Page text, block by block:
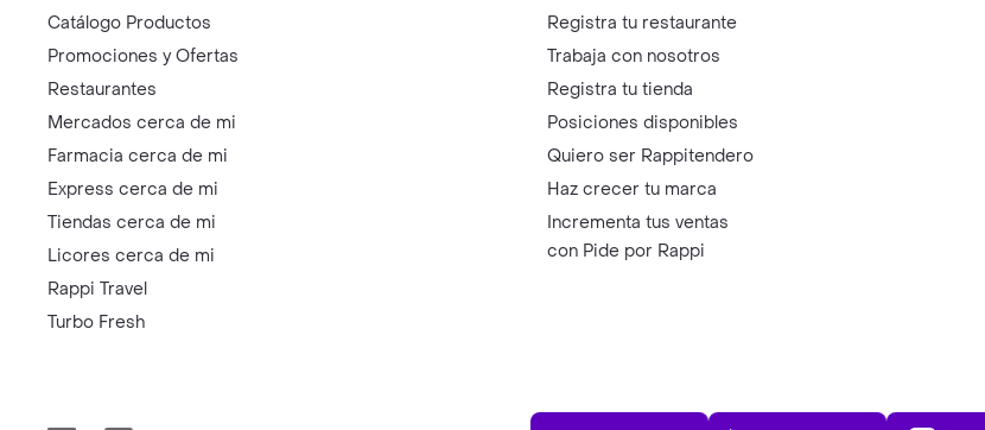
Catálogo Productos
Promociones y Ofertas
Restaurantes
Mercados cerca de mi
Farmacia cerca de mi
Express cerca de mi
Tiendas cerca de mi
Licores cerca de mi
Rappi Travel
Turbo Fresh
Registra tu restaurante
Trabaja con nosotros
Registra tu tienda
Posiciones disponibles
Quiero ser Rappitendero
Haz crecer tu marca
Incrementa tus ventas
con Pide por Rappi
App Store Play Store